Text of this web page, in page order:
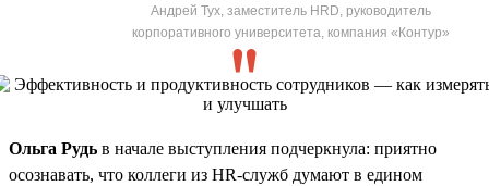
Андрей Тух, заместитель HRD, руководитель
корпоративного университета, компания «Контур»
Ольга Рудь в начале выступления подчеркнула: приятно
осознавать, что коллеги из HR-служб думают в едином